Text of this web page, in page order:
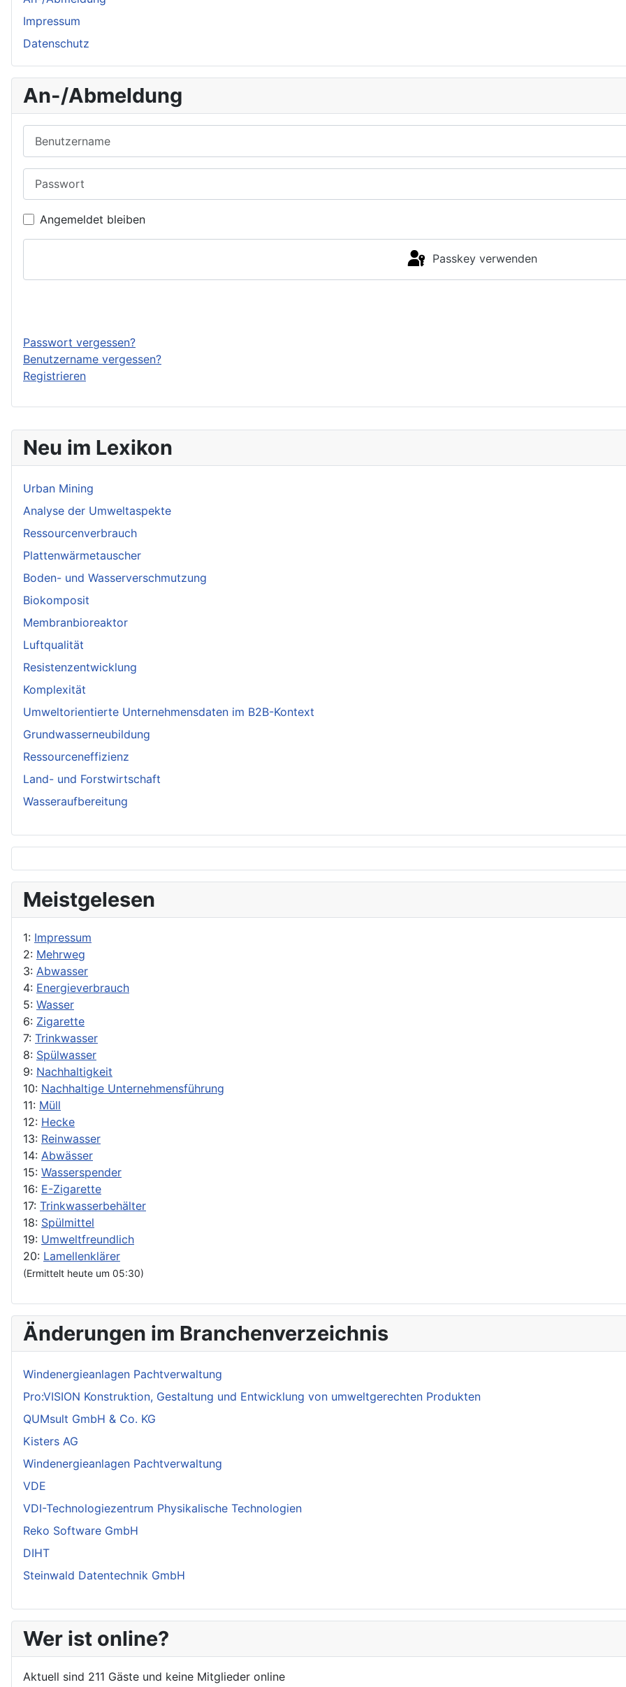
Neu im Lexikon
Urban Mining
Analyse der Umweltaspekte
Ressourcenverbrauch
Plattenwärmetauscher
Boden- und Wasserverschmutzung
Biokomposit
Membranbioreaktor
Luftqualität
Resistenzentwicklung
Komplexität
Umweltorientierte Unternehmensdaten im B2B-Kontext
Grundwasserneubildung
Ressourceneffizienz
Land- und Forstwirtschaft
Wasseraufbereitung
Meistgelesen
1: Impressum
2: Mehrweg
3: Abwasser
4: Energieverbrauch
5: Wasser
6: Zigarette
7: Trinkwasser
8: Spülwasser
9: Nachhaltigkeit
10: Nachhaltige Unternehmensführung
11: Müll
12: Hecke
13: Reinwasser
14: Abwässer
15: Wasserspender
16: E-Zigarette
17: Trinkwasserbehälter
18: Spülmittel
19: Umweltfreundlich
20: Lamellenklärer
(Ermittelt heute um 05:30)
Änderungen im Branchenverzeichnis
Windenergieanlagen Pachtverwaltung
Pro:VISION Konstruktion, Gestaltung und Entwicklung von umweltgerechten Produkten
QUMsult GmbH & Co. KG
Kisters AG
Windenergieanlagen Pachtverwaltung
VDE
VDI-Technologiezentrum Physikalische Technologien
Reko Software GmbH
DIHT
Steinwald Datentechnik GmbH
Wer ist online?
Aktuell sind 211 Gäste und keine Mitglieder online
Impressum
Datenschutz
An-/Abmeldung
Angemeldet bleiben
Passkey verwenden
Passwort vergessen?
Benutzername vergessen?
Registrieren